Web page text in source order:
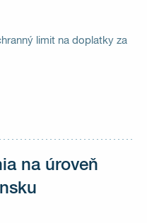
limit na doplatky za
na úroveň